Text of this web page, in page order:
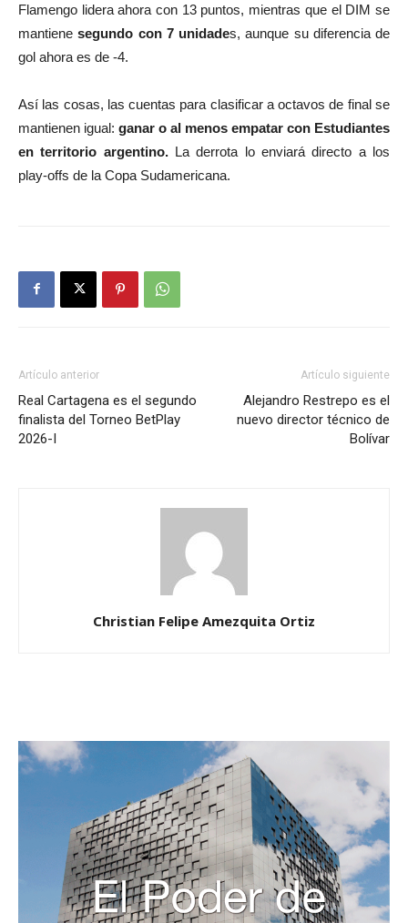
Flamengo lidera ahora con 13 puntos, mientras que el DIM se
mantienesegundo con 7 unidades, aunque su diferencia de
gol ahora es de -4.
Así las cosas, las cuentas para clasificar a octavos de final se
mantienen igual: ganar o al menos empatar con Estudiantes
en territorio argentino.La derrota lo enviará directo a los
play-offs de la Copa Sudamericana.
Artículo anterior
Real Cartagena es el segundo
finalista del Torneo BetPlay
2026-I
Artículo siguiente
Alejandro Restrepo es el
nuevo director técnico de
Bolívar
Christian Felipe Amezquita Ortiz